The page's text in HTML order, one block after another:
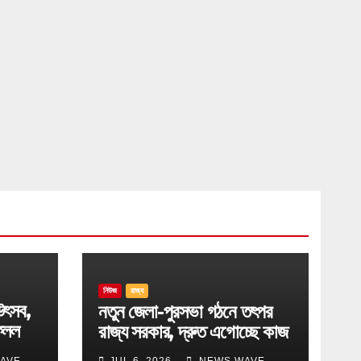
নিউজ রাজ্য
নতুন জেলা-পুরসভা গঠনে তৎপর
রাজ্য সরকার, দ্রুত এগোচ্ছে কাজ